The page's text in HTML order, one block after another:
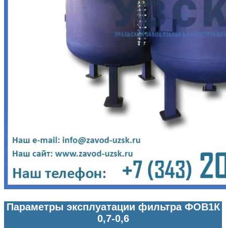
Параметры эксплуатации фильтра ФОВ1К
0,7-0,6